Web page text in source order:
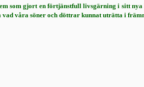
som gjort en förtjänstfull livsgärning i sitt
vad våra söner och döttrar kunnat uträtta i